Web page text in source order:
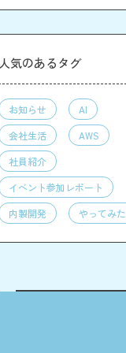
人気のあるタグ
お知らせ
AI
会社生活
AWS
社員紹介
イベント参加レポート
内製開発
やってみた